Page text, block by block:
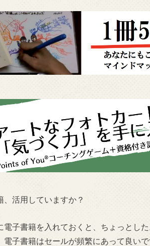
、活用していますか？
電子書籍を入れておくと、ちょっとし
電子書籍はセールが頻繁にあって良いで